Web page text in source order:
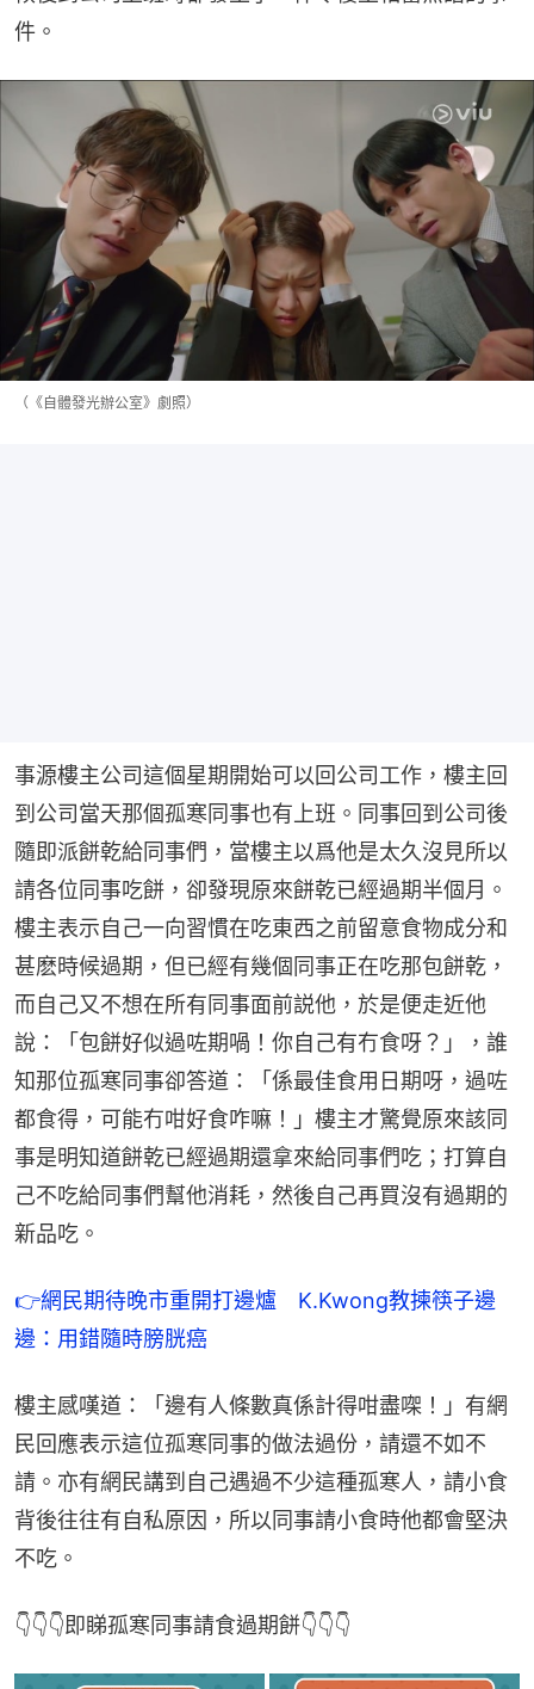
件。
（《自體發光辦公室》劇照）
事源樓主公司這個星期開始可以回公司工作，樓主回
到公司當天那個孤寒同事也有上班。同事回到公司後
隨即派餅乾給同事們，當樓主以爲他是太久沒見所以
請各位同事吃餅，卻發現原來餅乾已經過期半個月。
樓主表示自己一向習慣在吃東西之前留意食物成分和
甚麽時候過期，但已經有幾個同事正在吃那包餅乾，
而自己又不想在所有同事面前説他，於是便走近他
說：「包餅好似過咗期喎！你自己有冇食呀？」，誰
知那位孤寒同事卻答道：「係最佳食用日期呀，過咗
都食得，可能冇咁好食咋嘛！」樓主才驚覺原來該同
事是明知道餅乾已經過期還拿來給同事們吃；打算自
己不吃給同事們幫他消耗，然後自己再買沒有過期的
新品吃。
👉網民期待晚市重開打邊爐　K.Kwong教揀筷子邊
邊：用錯隨時膀胱癌
樓主感嘆道：「邊有人條數真係計得咁盡㗎！」有網
民回應表示這位孤寒同事的做法過份，請還不如不
請。亦有網民講到自己遇過不少這種孤寒人，請小食
背後往往有自私原因，所以同事請小食時他都會堅決
不吃。
👇👇👇即睇孤寒同事請食過期餅👇👇👇